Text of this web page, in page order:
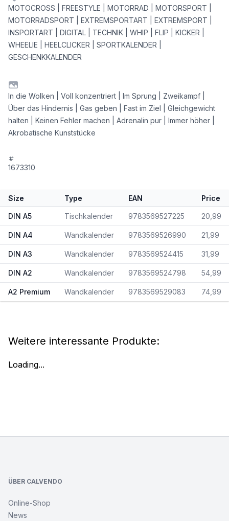
MOTOCROSS | FREESTYLE | MOTORRAD | MOTORSPORT |
MOTORRADSPORT | EXTREMSPORTART | EXTREMSPORT |
INSPORTART | DIGITAL | TECHNIK | WHIP | FLIP | KICKER |
WHEELIE | HEELCLICKER | SPORTKALENDER |
GESCHENKKALENDER
In die Wolken | Voll konzentriert | Im Sprung | Zweikampf |
Über das Hindernis | Gas geben | Fast im Ziel | Gleichgewicht
halten | Keinen Fehler machen | Adrenalin pur | Immer höher |
Akrobatische Kunststücke
1673310
Size Type EAN Price
DIN A5 Tischkalender 9783569527225 20,99
DIN A4 Wandkalender 9783569526990 21,99
DIN A3 Wandkalender 9783569524415 31,99
DIN A2 Wandkalender 9783569524798 54,99
A2 Premium Wandkalender 9783569529083 74,99
Weitere interessante Produkte:
Loading...
ÜBER CALVENDO
Online-Shop
News